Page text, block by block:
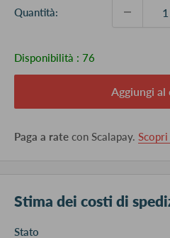
Quantità:
Disponibilità : 76
Aggiungi al
Paga a rate con Scalapay.
Stima dei costi di
Stato